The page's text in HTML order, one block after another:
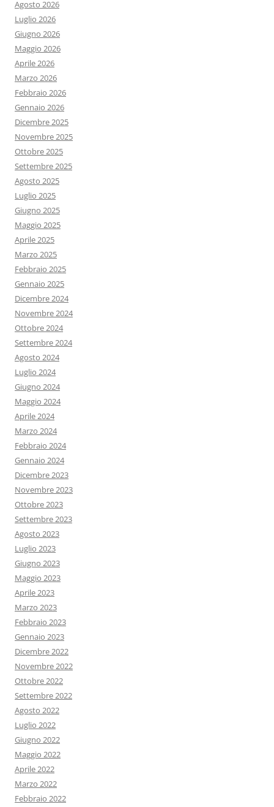
Agosto 2026
Luglio 2026
Giugno 2026
Maggio 2026
Aprile 2026
Marzo 2026
Febbraio 2026
Gennaio 2026
Dicembre 2025
Novembre 2025
Ottobre 2025
Settembre 2025
Agosto 2025
Luglio 2025
Giugno 2025
Maggio 2025
Aprile 2025
Marzo 2025
Febbraio 2025
Gennaio 2025
Dicembre 2024
Novembre 2024
Ottobre 2024
Settembre 2024
Agosto 2024
Luglio 2024
Giugno 2024
Maggio 2024
Aprile 2024
Marzo 2024
Febbraio 2024
Gennaio 2024
Dicembre 2023
Novembre 2023
Ottobre 2023
Settembre 2023
Agosto 2023
Luglio 2023
Giugno 2023
Maggio 2023
Aprile 2023
Marzo 2023
Febbraio 2023
Gennaio 2023
Dicembre 2022
Novembre 2022
Ottobre 2022
Settembre 2022
Agosto 2022
Luglio 2022
Giugno 2022
Maggio 2022
Aprile 2022
Marzo 2022
Febbraio 2022